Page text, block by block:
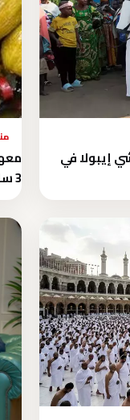
إيبولا في
منذ
3 ساعات بعد العشاء